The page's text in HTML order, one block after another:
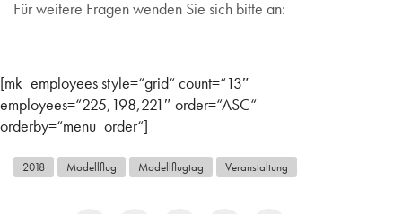
Für weitere Fragen wenden Sie sich bitte an:
[mk_employees style=“grid“ count=“13″
employees=“225,198,221″ order=“ASC“
orderby=“menu_order“]
2018 Modellflug Modellflugtag Veranstaltung